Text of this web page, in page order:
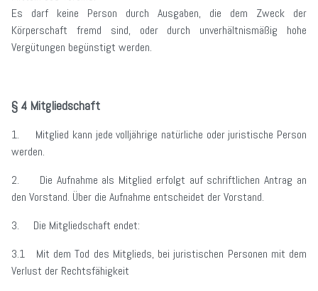
Es darf keine Person durch Ausgaben, die dem Zweck der
Körperschaft fremd sind, oder durch unverhältnismäßig hohe
Vergütungen begünstigt werden.
§ 4 Mitgliedschaft
1. Mitglied kann jede volljährige natürliche oder juristische Person
werden.
2. Die Aufnahme als Mitglied erfolgt auf schriftlichen Antrag an
den Vorstand. Über die Aufnahme entscheidet der Vorstand.
3. Die Mitgliedschaft endet:
3.1 Mit dem Tod des Mitglieds, bei juristischen Personen mit dem
Verlust der Rechtsfähigkeit